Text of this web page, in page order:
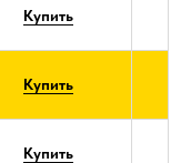
Купить
Купить
Купить